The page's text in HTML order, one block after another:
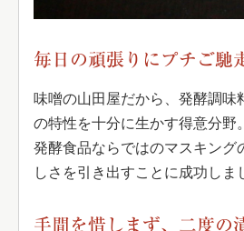
毎日の頑張りにプチご馳
味噌の山田屋だから、発酵調味
の特性を十分に生かす得意分野
発酵食品ならではのマスキング
しさを引き出すことに成功しま
手間を惜しまず、二度の